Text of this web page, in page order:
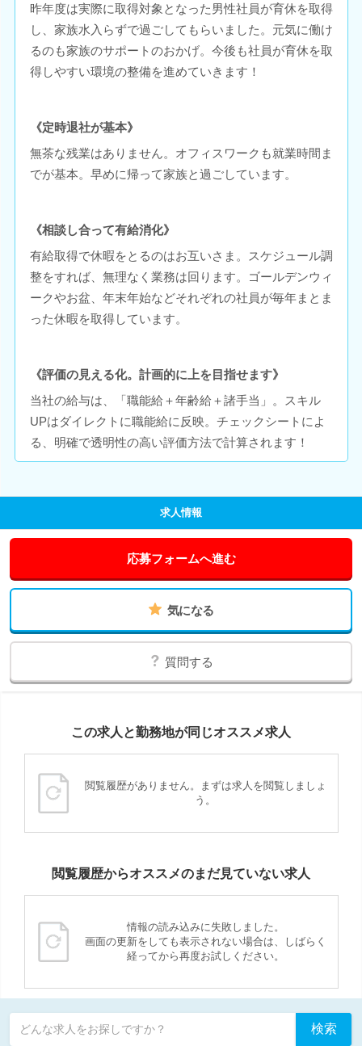
昨年度は実際に取得対象となった男性社員が育休を取得
し、家族水入らずで過ごしてもらいました。元気に働け
るのも家族のサポートのおかげ。今後も社員が育休を取
得しやすい環境の整備を進めていきます！
《定時退社が基本》
無茶な残業はありません。オフィスワークも就業時間ま
でが基本。早めに帰って家族と過ごしています。
《相談し合って有給消化》
有給取得で休暇をとるのはお互いさま。スケジュール調
整をすれば、無理なく業務は回ります。ゴールデンウィ
ークやお盆、年末年始などそれぞれの社員が毎年まとま
った休暇を取得しています。
《評価の見える化。計画的に上を目指せます》
当社の給与は、「職能給＋年齢給＋諸手当」。スキル
UPはダイレクトに職能給に反映。チェックシートによ
る、明確で透明性の高い評価方法で計算されます！
求人情報
応募フォームへ進む
気になる
質問する
この求人と勤務地が同じオススメ求人
閲覧履歴がありません。まずは求人を閲覧しましょ
う。
閲覧履歴からオススメのまだ見ていない求人
情報の読み込みに失敗しました。
画面の更新をしても表示されない場合は、しばらく
経ってから再度お試しください。
どんな求人をお探しですか？ 検索